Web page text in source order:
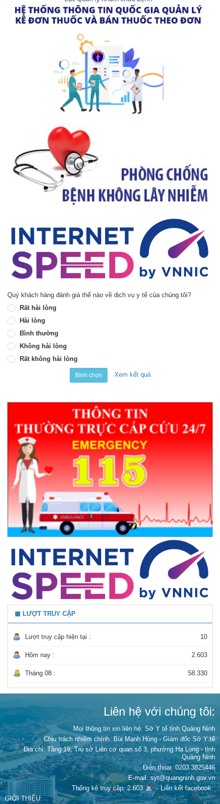
Quý khách hàng đánh giá thế nào về dịch vụ y tế của chúng tôi?
Rất hài lòng
Hài lòng
Bình thường
Không hài lòng
Rất không hài lòng
Bình chọn Xem kết quả
LƯỢT TRUY CẬP
Lượt truy cập hiện tại : 10
Hôm nay : 2.603
Tháng 08 : 58.330
Liên hệ với chúng tôi:
Mọi thông tin xin liên hệ: Sở Y tế tỉnh Quảng Ninh
Chịu trách nhiệm chính: Bùi Mạnh Hùng - Giám đốc Sở Y tế
Địa chỉ: Tầng 19, Trụ sở Liên cơ quan số 3, phường Hạ Long - tỉnh
Quảng Ninh
Điện thoại: 0203.3825446
E-mail: syt@quangninh.gov.vn
Thống kê truy cập: 2.603
-Liên kết facebook:
GIỚI THIỆU: